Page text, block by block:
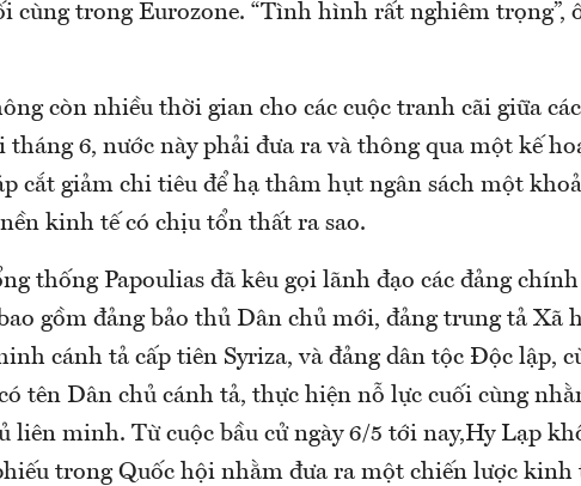
cùng trong Eurozone. “Tình hình rất nghiêm trọng”,
còn nhiều thời gian cho các cuộc tranh cãi giữa các
6, nước này phải đưa ra và thông qua một kế
cắt giảm chi tiêu để hạ thâm hụt ngân sách một
kinh tế có chịu tổn thất ra sao.
thống Papoulias đã kêu gọi lãnh đạo các đảng
gồm đảng bảo thủ Dân chủ mới, đảng trung tả Xã
cánh tả cấp tiên Syriza, và đảng dân tộc Độc lập,
tên Dân chủ cánh tả, thực hiện nỗ lực cuối cùng
liên minh. Từ cuộc bầu cử ngày 6/5 tới nay,Hy Lạp
trong Quốc hội nhằm đưa ra một chiến lược kinh